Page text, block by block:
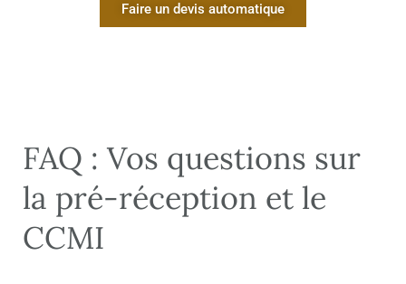
Faire un devis automatique
FAQ : Vos questions sur
la pré-réception et le
CCMI